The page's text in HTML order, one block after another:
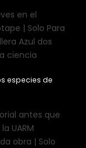
en el
| Solo Para
Azul dos
ciencia
especies de
antes que
UARM
obra | Solo